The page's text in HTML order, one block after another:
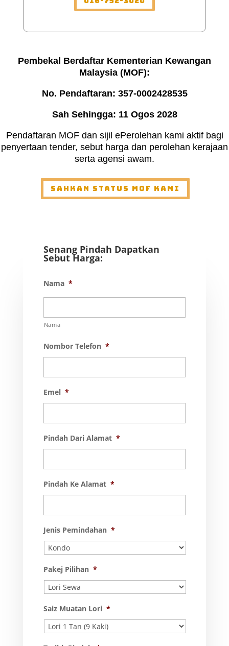
Pembekal Berdaftar Kementerian Kewangan
Malaysia (MOF):
No. Pendaftaran: 357-0002428535
Sah Sehingga: 11 Ogos 2028
Pendaftaran MOF dan sijil ePerolehan kami aktif bagi
penyertaan tender, sebut harga dan perolehan kerajaan
serta agensi awam.
Sahkan Status MOF Kami
Senang Pindah Dapatkan
Sebut Harga:
Nama *
Nama
Nombor Telefon *
Emel *
Pindah Dari Alamat *
Pindah Ke Alamat *
Jenis Pemindahan *
Pakej Pilihan *
Saiz Muatan Lori *